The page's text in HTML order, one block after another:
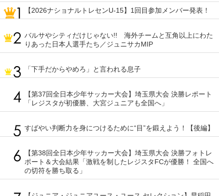
【2026ナショナルトレセンU-15】1回目参加メンバー発表！
バルサやシティだけじゃない!! 海外チームと互角以上にわた
りあった日本人選手たち／ジュニサカMIP
「下手だからやめろ」と言われる息子
【第37回全日本少年サッカー大会】埼玉県大会 決勝レポート
「レジスタが初優勝、大宮ジュニアも全国へ」
すばやい判断力を身につけるために“目”を鍛えよう！【後編】
【第38回全日本少年サッカー大会】埼玉県大会 決勝フォトレ
ポート＆大会結果「激戦を制したレジスタFCが優勝！ 全国へ
の切符を勝ち取る」